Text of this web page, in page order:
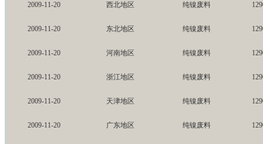
2009-11-20 西北地区 纯镍废料
2009-11-20 东北地区 纯镍废料
2009-11-20 河南地区 纯镍废料
2009-11-20 浙江地区 纯镍废料
2009-11-20 天津地区 纯镍废料
2009-11-20 广东地区 纯镍废料